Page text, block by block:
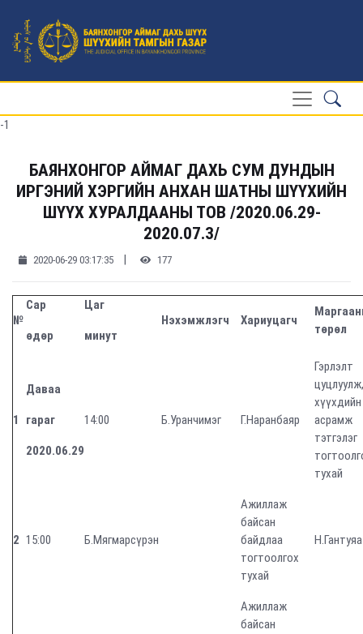
-1
БАЯНХОНГОР АЙМАГ ДАХЬ СУМ ДУНДЫН
ИРГЭНИЙ ХЭРГИЙН АНХАН ШАТНЫ ШҮҮХИЙН
ШҮҮХ ХУРАЛДААНЫ ТОВ /2020.06.29-
2020.07.3/
2020-06-29 03:17:35 | 177
№
Сар
өдөр
Цаг
минут
Нэхэмжлэгч Хариуцагч
төрөл
1
Даваа
гараг
2020.06.29
14:00 Б.Уранчимэг Г.Наранбаяр
Гэрлэлт
цуцлуулж,
хүүхдийн
асрамж
тэтгэлэг
тухай
2 15:00 Б.Мягмарсүрэн
Ажиллаж
байсан
байдлаа
тогтоолгох
тухай
Н.Гантуяа
Ажиллаж
байсан